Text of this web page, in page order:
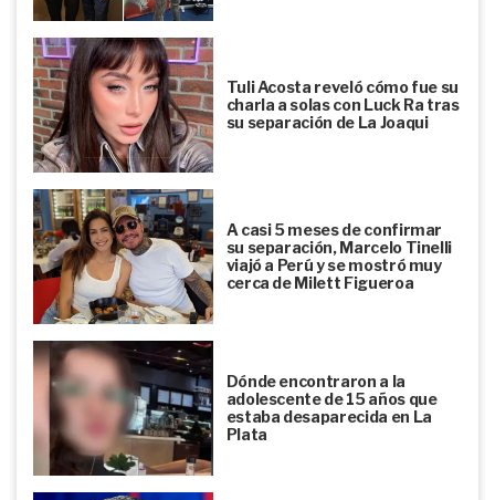
Tuli Acosta reveló cómo fue su
charla a solas con Luck Ra tras
su separación de La Joaqui
A casi 5 meses de confirmar
su separación, Marcelo Tinelli
viajó a Perú y se mostró muy
cerca de Milett Figueroa
Dónde encontraron a la
adolescente de 15 años que
estaba desaparecida en La
Plata